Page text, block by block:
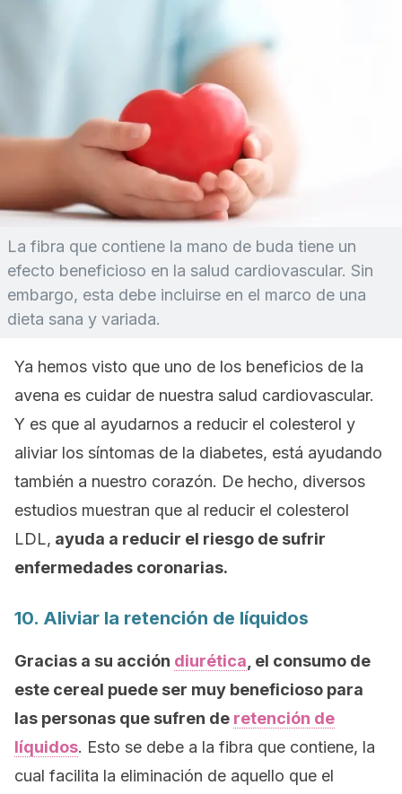
La fibra que contiene la mano de buda tiene un
efecto beneficioso en la salud cardiovascular. Sin
embargo, esta debe incluirse en el marco de una
dieta sana y variada.
Ya hemos visto que uno de los beneficios de la
avena es cuidar de nuestra salud cardiovascular.
Y es que al ayudarnos a reducir el colesterol y
aliviar los síntomas de la diabetes, está ayudando
también a nuestro corazón. De hecho, diversos
estudios muestran que al reducir el colesterol
LDL, ayuda a reducir el riesgo de sufrir
enfermedades coronarias.
10. Aliviar la retención de líquidos
Gracias a su acción diurética , el consumo de
este cereal puede ser muy beneficioso para
las personas que sufren de retención de
líquidos. Esto se debe a la fibra que contiene, la
cual facilita la eliminación de aquello que el